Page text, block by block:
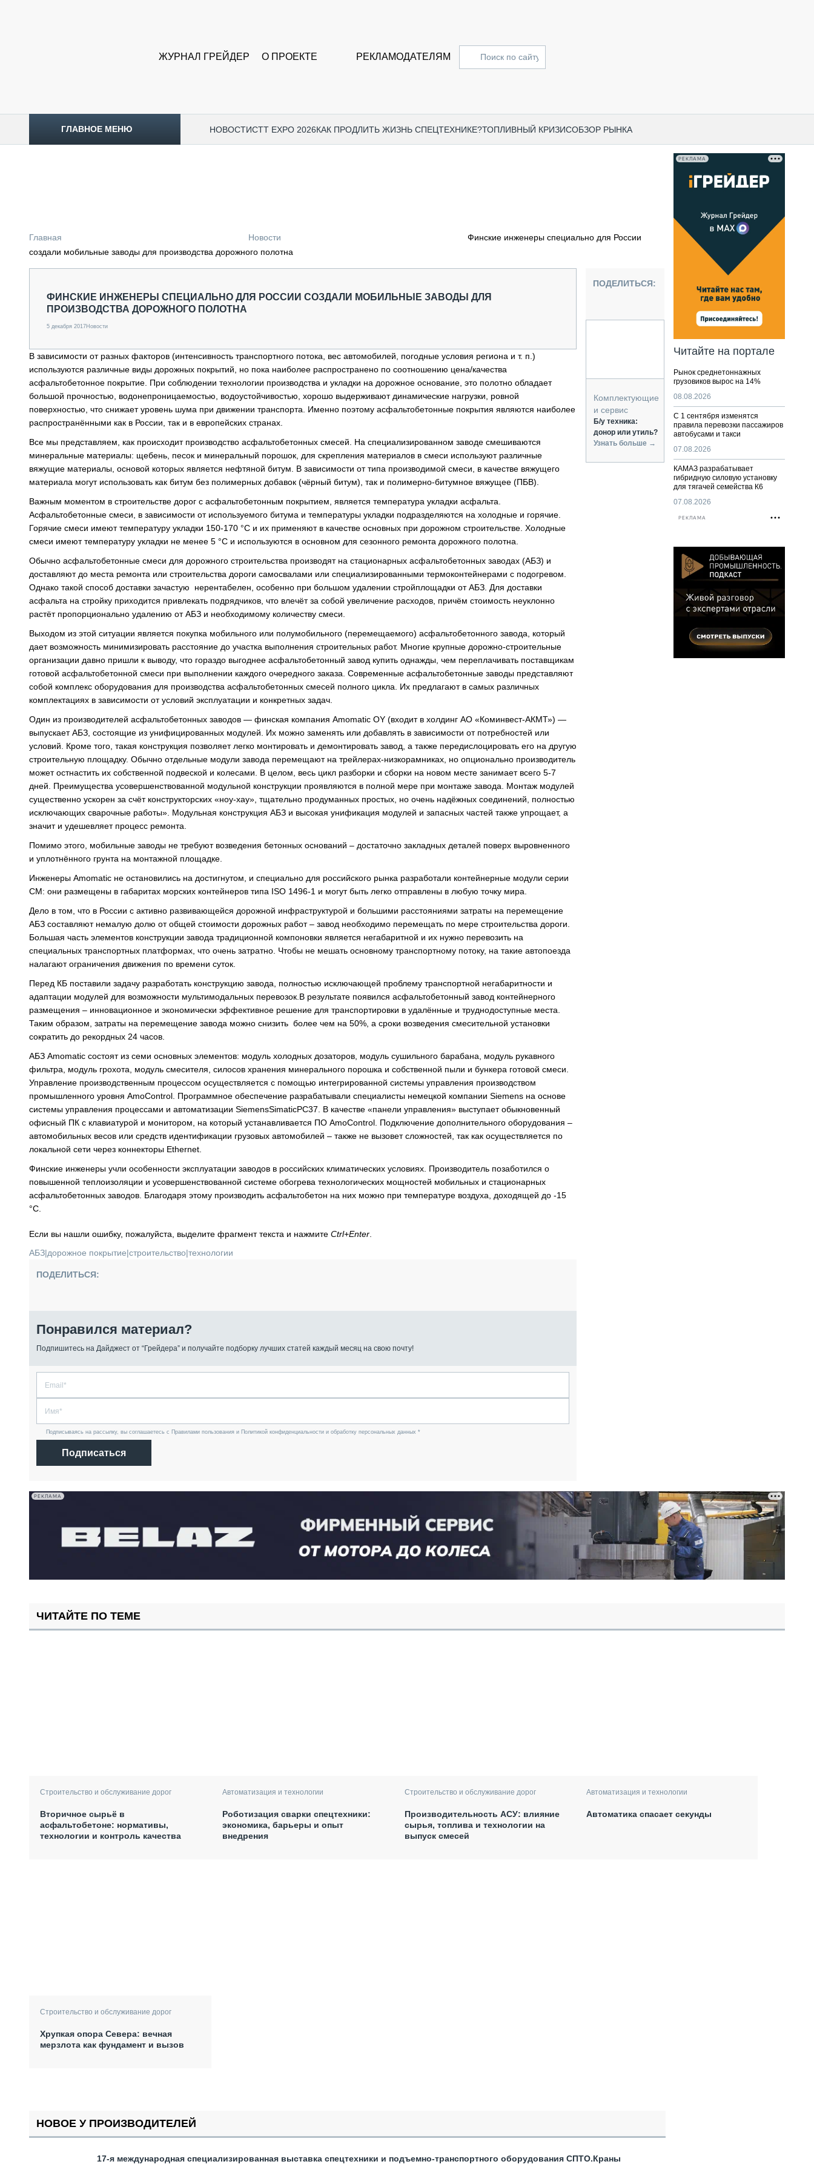
ЖУРНАЛ ГРЕЙДЕР О ПРОЕКТЕ РЕКЛАМОДАТЕЛЯМ
ГЛАВНОЕ МЕНЮ НОВОСТИCTT EXPO 2026КАК ПРОДЛИТЬ ЖИЗНЬ СПЕЦТЕХНИКЕ?ТОПЛИВНЫЙ КРИЗИСОБЗОР РЫНКА
ОБЗОР РЫНКА
ГРУЗОПЕРЕВОЗКИ
ФИНАНСЫ, ЛИЗИНГ, СТРАХОВАНИЕ
ТЕХНИКА КРУПНЫМ ПЛАНОМ
ТЕХНОЛОГИИ
ДОРОЖНАЯ ИНДУСТРИЯ
СЕРВИСМЕНЫ
МЕРОПРИЯТИЯ
ПОДЪЁМНАЯ ТЕХНИКА
ПАССАЖИРСКИЙ ТРАНСПОРТ
ЛОГИСТИКА И СКЛАД
КОМПЛЕКТУЮЩИЕ И СЕРВИС
Главная Новости
Финские инженеры специально для России
создали мобильные заводы для производства дорожного полотна
ФИНСКИЕ ИНЖЕНЕРЫ СПЕЦИАЛЬНО ДЛЯ РОССИИ СОЗДАЛИ МОБИЛЬНЫЕ ЗАВОДЫ ДЛЯ
ПРОИЗВОДСТВА ДОРОЖНОГО ПОЛОТНА
5 декабря 2017Новости
В зависимости от разных факторов (интенсивность транспортного потока, вес автомобилей, погодные условия региона и т. п.)
используются различные виды дорожных покрытий, но пока наиболее распространено по соотношению цена/качества
асфальтобетонное покрытие. При соблюдении технологии производства и укладки на дорожное основание, это полотно обладает
большой прочностью, водонепроницаемостью, водоустойчивостью, хорошо выдерживают динамические нагрузки, ровной
поверхностью, что снижает уровень шума при движении транспорта. Именно поэтому асфальтобетонные покрытия являются наиболее
распространёнными как в России, так и в европейских странах.
Все мы представляем, как происходит производство асфальтобетонных смесей. На специализированном заводе смешиваются
минеральные материалы: щебень, песок и минеральный порошок, для скрепления материалов в смеси используют различные
вяжущие материалы, основой которых является нефтяной битум. В зависимости от типа производимой смеси, в качестве вяжущего
материала могут использовать как битум без полимерных добавок (чёрный битум), так и полимерно-битумное вяжущее (ПБВ).
Важным моментом в строительстве дорог с асфальтобетонным покрытием, является температура укладки асфальта.
Асфальтобетонные смеси, в зависимости от используемого битума и температуры укладки подразделяются на холодные и горячие.
Горячие смеси имеют температуру укладки 150-170 °С и их применяют в качестве основных при дорожном строительстве. Холодные
смеси имеют температуру укладки не менее 5 °С и используются в основном для сезонного ремонта дорожного полотна.
Обычно асфальтобетонные смеси для дорожного строительства производят на стационарных асфальтобетонных заводах (АБЗ) и
доставляют до места ремонта или строительства дороги самосвалами или специализированными термоконтейнерами с подогревом.
Однако такой способ доставки зачастую нерентабелен, особенно при большом удалении стройплощадки от АБЗ. Для доставки
асфальта на стройку приходится привлекать подрядчиков, что влечёт за собой увеличение расходов, причём стоимость неуклонно
растёт пропорционально удалению от АБЗ и необходимому количеству смеси.
Выходом из этой ситуации является покупка мобильного или полумобильного (перемещаемого) асфальтобетонного завода, который
дает возможность минимизировать расстояние до участка выполнения строительных работ. Многие крупные дорожно-строительные
организации давно пришли к выводу, что гораздо выгоднее асфальтобетонный завод купить однажды, чем переплачивать поставщикам
готовой асфальтобетонной смеси при выполнении каждого очередного заказа. Современные асфальтобетонные заводы представляют
собой комплекс оборудования для производства асфальтобетонных смесей полного цикла. Их предлагают в самых различных
комплектациях в зависимости от условий эксплуатации и конкретных задач.
Один из производителей асфальтобетонных заводов — финская компания Amomatic OY (входит в холдинг АО «Коминвест-АКМТ») —
выпускает АБЗ, состоящие из унифицированных модулей. Их можно заменять или добавлять в зависимости от потребностей или
условий. Кроме того, такая конструкция позволяет легко монтировать и демонтировать завод, а также передислоцировать его на другую
строительную площадку. Обычно отдельные модули завода перемещают на трейлерах-низкорамниках, но опционально производитель
может остнастить их собственной подвеской и колесами. В целом, весь цикл разборки и сборки на новом месте занимает всего 5-7
дней. Преимущества усовершенствованной модульной конструкции проявляются в полной мере при монтаже завода. Монтаж модулей
существенно ускорен за счёт конструкторских «ноу-хау», тщательно продуманных простых, но очень надёжных соединений, полностью
исключающих сварочные работы». Модульная конструкция АБЗ и высокая унификация модулей и запасных частей также упрощает, а
значит и удешевляет процесс ремонта.
Помимо этого, мобильные заводы не требуют возведения бетонных оснований – достаточно закладных деталей поверх выровненного
и уплотнённого грунта на монтажной площадке.
Инженеры Amomatic не остановились на достигнутом, и специально для российского рынка разработали контейнерные модули серии
СМ: они размещены в габаритах морских контейнеров типа ISO 1496-1 и могут быть легко отправлены в любую точку мира.
Дело в том, что в России с активно развивающейся дорожной инфраструктурой и большими расстояниями затраты на перемещение
АБЗ составляют немалую долю от общей стоимости дорожных работ – завод необходимо перемещать по мере строительства дороги.
Большая часть элементов конструкции завода традиционной компоновки является негабаритной и их нужно перевозить на
специальных транспортных платформах, что очень затратно. Чтобы не мешать основному транспортному потоку, на такие автопоезда
налагают ограничения движения по времени суток.
Перед КБ поставили задачу разработать конструкцию завода, полностью исключающей проблему транспортной негабаритности и
адаптации модулей для возможности мультимодальных перевозок.В результате появился асфальтобетонный завод контейнерного
размещения – инновационное и экономически эффективное решение для транспортировки в удалённые и труднодоступные места.
Таким образом, затраты на перемещение завода можно снизить более чем на 50%, а сроки возведения смесительной установки
сократить до рекордных 24 часов.
АБЗ Amomatic состоят из семи основных элементов: модуль холодных дозаторов, модуль сушильного барабана, модуль рукавного
фильтра, модуль грохота, модуль смесителя, силосов хранения минерального порошка и собственной пыли и бункера готовой смеси.
Управление производственным процессом осуществляется с помощью интегрированной системы управления производством
промышленного уровня AmoControl. Программное обеспечение разрабатывали специалисты немецкой компании Siemens на основе
системы управления процессами и автоматизации SiemensSimaticPC37. В качестве «панели управления» выступает обыкновенный
офисный ПК с клавиатурой и монитором, на который устанавливается ПО AmoControl. Подключение дополнительного оборудования –
автомобильных весов или средств идентификации грузовых автомобилей – также не вызовет сложностей, так как осуществляется по
локальной сети через коннекторы Ethernet.
Финские инженеры учли особенности эксплуатации заводов в российских климатических условиях. Производитель позаботился о
повышенной теплоизоляции и усовершенствованной системе обогрева технологических мощностей мобильных и стационарных
асфальтобетонных заводов. Благодаря этому производить асфальтобетон на них можно при температуре воздуха, доходящей до -15
°С.
Если вы нашли ошибку, пожалуйста, выделите фрагмент текста и нажмите Ctrl+Enter
АБЗ|дорожное покрытие|строительство|технологии
ПОДЕЛИТЬСЯ:
Понравился материал?
Подпишитесь на Дайджест от “Грейдера” и получайте подборку лучших статей каждый месяц на свою почту!
Подписываясь на рассылку, вы соглашаетесь с Правилами пользования и Политикой конфиденциальности и обработку персональных данных *
Подписаться
ПОДЕЛИТЬСЯ:
Комплектующие
и сервис
Б/у техника:
донор или утиль?
Узнать больше →
РЕКЛАМА
Читайте на портале
Рынок среднетоннажных
грузовиков вырос на 14%
08.08.2026
С 1 сентября изменятся
правила перевозки пассажиров
автобусами и такси
07.08.2026
КАМАЗ разрабатывает
гибридную силовую установку
для тягачей семейства К6
07.08.2026
РЕКЛАМА
РЕКЛАМА
ЧИТАЙТЕ ПО ТЕМЕ
Строительство и обслуживание дорог
Вторичное сырьё в
асфальтобетоне: нормативы,
технологии и контроль качества
Автоматизация и технологии
Роботизация сварки спецтехники:
экономика, барьеры и опыт
внедрения
Строительство и обслуживание дорог
Производительность АСУ: влияние
сырья, топлива и технологии на
выпуск смесей
Автоматизация и технологии
Автоматика спасает секунды
Строительство и обслуживание дорог
Хрупкая опора Севера: вечная
мерзлота как фундамент и вызов
НОВОЕ У ПРОИЗВОДИТЕЛЕЙ
17-я международная специализированная выставка спецтехники и подъемно-транспортного оборудования СПТО.Краны